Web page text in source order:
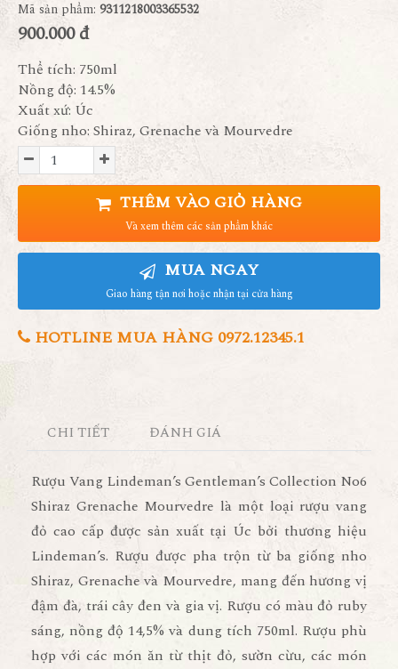
Mã sản phẩm: 9311218003365532
900.000 đ
Thể tích: 750ml
Nồng độ: 14.5%
Xuất xứ: Úc
Giống nho: Shiraz, Grenache và Mourvedre
THÊM VÀO GIỎ HÀNG
Và xem thêm các sản phẩm khác
MUA NGAY
Giao hàng tận nơi hoặc nhận tại cửa hàng
HOTLINE MUA HÀNG 0972.12345.1
CHI TIẾT ĐÁNH GIÁ
Rượu Vang Lindeman’s Gentleman’s Collection No6
Shiraz Grenache Mourvedre là một loại rượu vang
đỏ cao cấp được sản xuất tại Úc bởi thương hiệu
Lindeman’s. Rượu được pha trộn từ ba giống nho
Shiraz, Grenache và Mourvedre, mang đến hương vị
đậm đà, trái cây đen và gia vị. Rượu có màu đỏ ruby
sáng, nồng độ 14,5% và dung tích 750ml. Rượu phù
hợp với các món ăn từ thịt đỏ, sườn cừu, các món